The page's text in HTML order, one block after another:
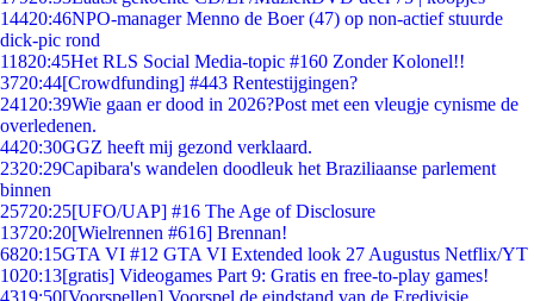
14420:46NPO-manager Menno de Boer (47) op non-actief stuurde
dick-pic rond
11820:45Het RLS Social Media-topic #160 Zonder Kolonel!!
3720:44[Crowdfunding] #443 Rentestijgingen?
241 20:39Wie gaan er dood in 2026?Post met een vleugje cynisme de
overledenen.
4420:30GGZ heeft mij gezond verklaard.
2320:29Capibara's wandelen doodleuk het Braziliaanse parlement
binnen
25720:25[UFO/UAP] #16 The Age of Disclosure
13720:20[Wielrennen #616] Brennan!
6820:15GTA VI #12 GTA VI Extended look 27 Augustus Netflix/YT
1020:13[gratis] Videogames Part 9: Gratis en free-to-play games!
4319:50[Voorspellen] Voorspel de eindstand van de Eredivisie